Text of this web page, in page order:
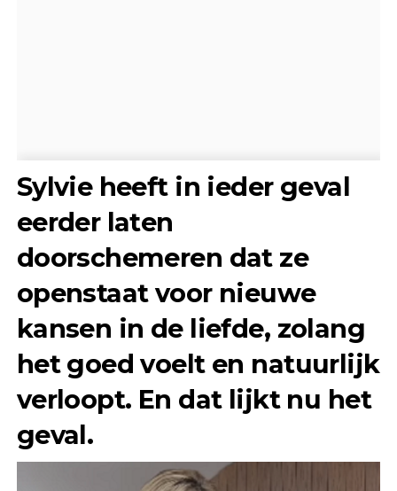
Sylvie heeft in ieder geval
eerder laten
doorschemeren dat ze
openstaat voor nieuwe
kansen in de liefde, zolang
het goed voelt en natuurlijk
verloopt. En dat lijkt nu het
geval.